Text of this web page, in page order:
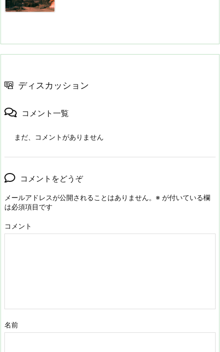
ディスカッション
コメント一覧
まだ、コメントがありません
コメントをどうぞ
メールアドレスが公開されることはありません。 ※ が付いている欄
は必須項目です
コメント
名前